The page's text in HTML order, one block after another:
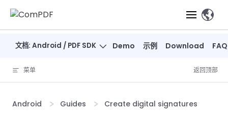
Skip to content
产品
ComPDF
SDK
ComPDF
Cloud
ComPDF
解决方案
文档: Android / PDF SDK Demo 示例 Download FAQ
、
菜单 返回顶部
Android Guides Create digital signatures